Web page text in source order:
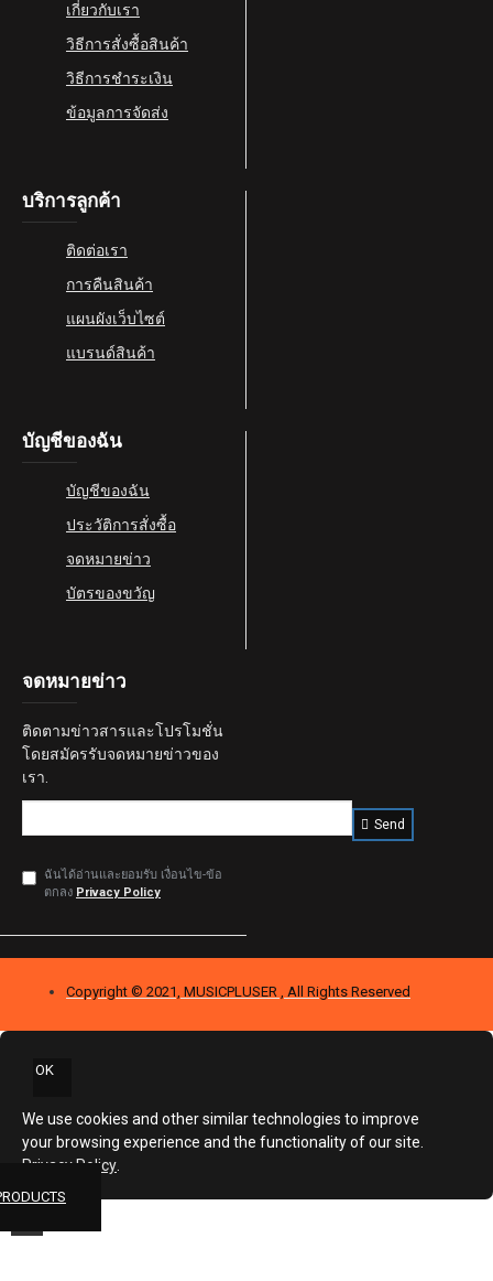
เกี่ยวกับเรา
วิธีการสั่งซื้อสินค้า
วิธีการชำระเงิน
ข้อมูลการจัดส่ง
บริการลูกค้า
ติดต่อเรา
การคืนสินค้า
แผนผังเว็บไซต์
แบรนด์สินค้า
บัญชีของฉัน
บัญชีของฉัน
ประวัติการสั่งซื้อ
จดหมายข่าว
บัตรของขวัญ
จดหมายข่าว
ติดตามข่าวสารและโปรโมชั่น
โดยสมัครรับจดหมายข่าวของ
เรา.
Send
ฉันได้อ่านและยอมรับ เงื่อนไข-ข้อ
ตกลง Privacy Policy
Copyright © 2021, MUSICPLUSER , All Rights Reserved
OK
We use cookies and other similar technologies to improve
your browsing experience and the functionality of our site.
Privacy Policy